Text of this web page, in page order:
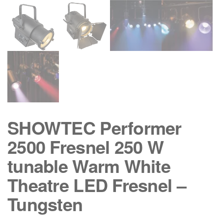
SHOWTEC Performer
2500 Fresnel 250 W
tunable Warm White
Theatre LED Fresnel –
Tungsten